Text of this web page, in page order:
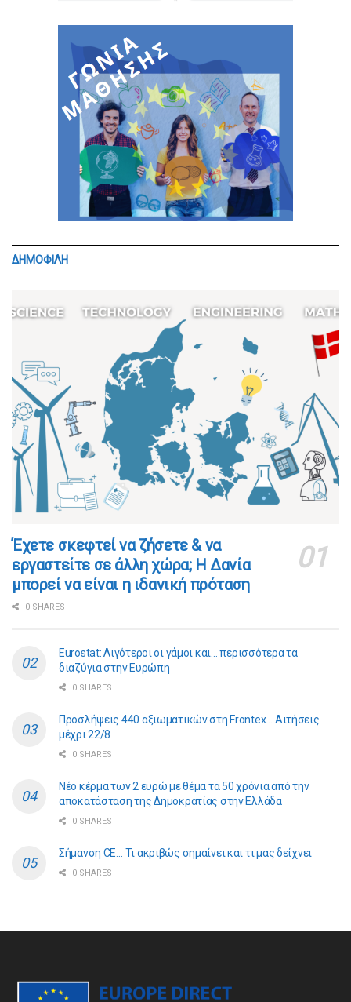
ΔΗΜΟΦΙΛΗ
​​Έχετε σκεφτεί να ζήσετε & να
εργαστείτε σε άλλη χώρα; Η Δανία
μπορεί να είναι η ιδανική πρόταση
0 SHARES
Eurostat: Λιγότεροι οι γάμοι και… περισσότερα τα
διαζύγια στην Ευρώπη
0 SHARES
Προσλήψεις 440 αξιωματικών στη Frontex… Αιτήσεις
μέχρι 22/8
0 SHARES
Νέο κέρμα των 2 ευρώ με θέμα τα 50 χρόνια από την
αποκατάσταση της Δημοκρατίας στην Ελλάδα
0 SHARES
Σήμανση CE… Τι ακριβώς σημαίνει και τι μας δείχνει
0 SHARES